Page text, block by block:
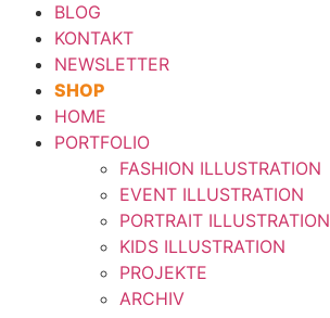
BLOG
KONTAKT
NEWSLETTER
SHOP
HOME
PORTFOLIO
FASHION ILLUSTRATION
EVENT ILLUSTRATION
PORTRAIT ILLUSTRATION
KIDS ILLUSTRATION
PROJEKTE
ARCHIV